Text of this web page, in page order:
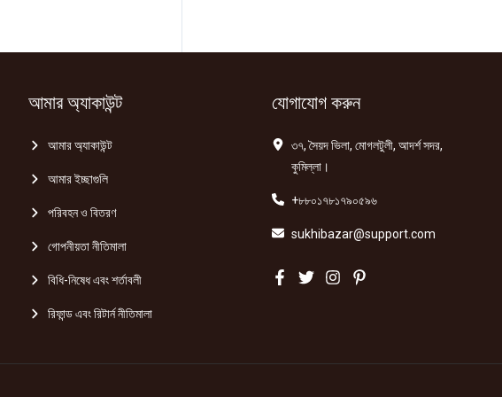
আমার অ্যাকাউন্ট
আমার অ্যাকাউন্ট
আমার ইচ্ছাগুলি
পরিবহন ও বিতরণ
গোপনীয়তা নীতিমালা
বিধি-নিষেধ এবং শর্তাবলী
রিফান্ড এবং রিটার্ন নীতিমালা
যোগাযোগ করুন
৩৭, সৈয়দ ভিলা, মোগলটুলী, আদর্শ সদর,
কুমিল্লা।
+৮৮০১৭৮১৭৯০৫৯৬
sukhibazar@support.com